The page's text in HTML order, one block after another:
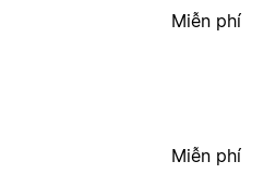
Miễn phí
Miễn phí